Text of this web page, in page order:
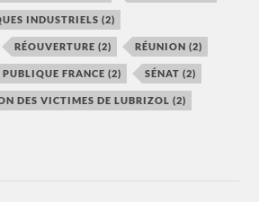
INDUSTRIELS (2)
RÉOUVERTURE (2) RÉUNION (2)
PUBLIQUE FRANCE (2) SÉNAT (2)
DES VICTIMES DE LUBRIZOL (2)